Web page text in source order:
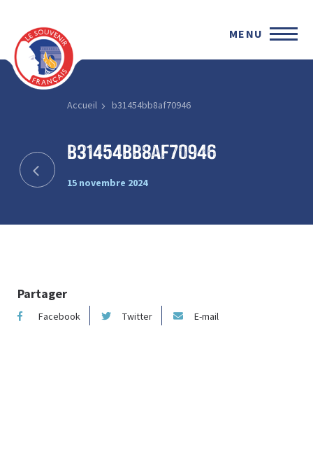
MENU
Accueil b31454bb8af70946
b31454bb8af70946
15 novembre 2024
Partager
Facebook Twitter E-mail